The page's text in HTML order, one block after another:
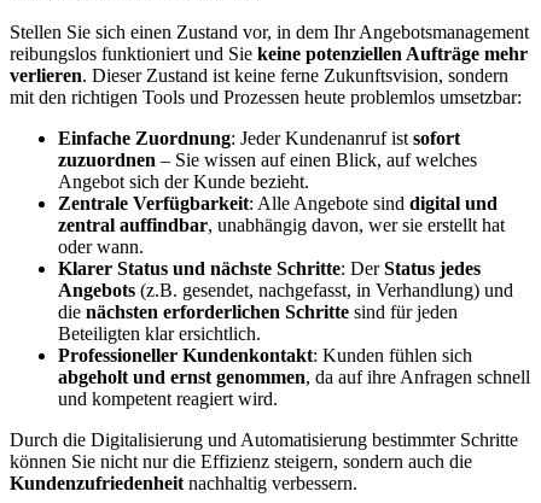
Stellen Sie sich einen Zustand vor, in dem Ihr Angebotsmanagement
reibungslos funktioniert und Sie keine potenziellen Aufträge mehr
verlieren. Dieser Zustand ist keine ferne Zukunftsvision, sondern
mit den richtigen Tools und Prozessen heute problemlos umsetzbar:
Einfache Zuordnung: Jeder Kundenanruf ist sofort
zuzuordnen – Sie wissen auf einen Blick, auf welches
Angebot sich der Kunde bezieht.
Zentrale Verfügbarkeit: Alle Angebote sind digital und
zentral auffindbar, unabhängig davon, wer sie erstellt hat
oder wann.
Klarer Status und nächste Schritte: DerStatus jedes
Angebots (z.B. gesendet, nachgefasst, in Verhandlung) und
die nächsten erforderlichen Schritte sind für jeden
Beteiligten klar ersichtlich.
Professioneller Kundenkontakt: Kunden fühlen sich
abgeholt und ernst genommen, da auf ihre Anfragen schnell
und kompetent reagiert wird.
Durch die Digitalisierung und Automatisierung bestimmter Schritte
können Sie nicht nur die Effizienz steigern, sondern auch die
Kundenzufriedenheit nachhaltig verbessern.